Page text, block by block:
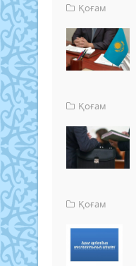
Қоғам
Қоғам
Қоғам